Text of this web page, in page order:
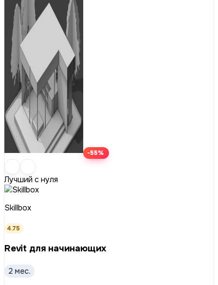
-55%
Лучший с нуля
Skillbox
4.75
Revit для начинающих
2 мес.